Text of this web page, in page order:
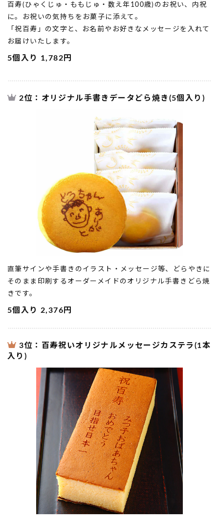
百寿(ひゃくじゅ・ももじゅ・数え年100歳)のお祝い、内祝
に。お祝いの気持ちをお菓子に添えて。
「祝百寿」の文字と、お名前やお好きなメッセージを入れて
お届けいたします。
5個入り 1,782円
2位：オリジナル手書きデータどら焼き(5個入り)
直筆サインや手書きのイラスト・メッセージ等、どらやきに
そのまま印刷するオーダーメイドのオリジナル手書きどら焼
きです。
5個入り 2,376円
3位：百寿祝いオリジナルメッセージカステラ(1本
入り)